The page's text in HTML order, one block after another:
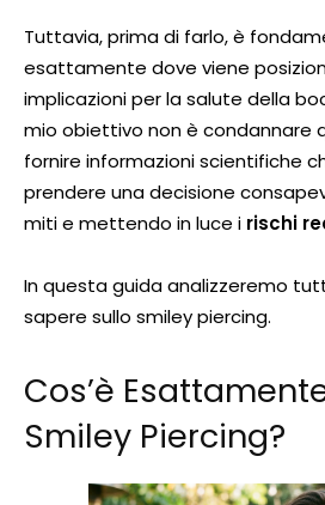
Tuttavia, prima di farlo, è
esattamente dove viene
implicazioni per la salute della
mio obiettivo non è condannare
fornire informazioni scientifiche
prendere una decisione
miti e mettendo in luce i rischi
In questa guida analizzeremo
sapere sullo smiley piercing.
Cos’è
Smiley Piercing?